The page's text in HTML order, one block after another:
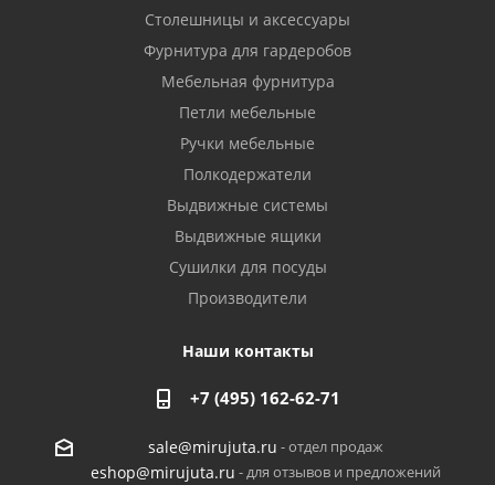
Столешницы и аксессуары
Фурнитура для гардеробов
Мебельная фурнитура
Петли мебельные
Ручки мебельные
Полкодержатели
Выдвижные системы
Выдвижные ящики
Сушилки для посуды
Производители
Наши контакты
+7 (495) 162-62-71
sale@mirujuta.ru - отдел продаж
eshop@mirujuta.ru - для отзывов и предложений